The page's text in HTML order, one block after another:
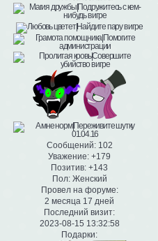
Сообщений:102
Уважение: +179
Позитив: +143
Пол:Женский
Провел на форуме:
2 месяца 17 дней
Последний визит:
2023-08-15 13:32:58
Подарки: